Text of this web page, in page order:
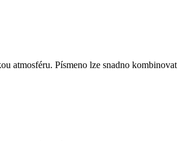
atmosféru. Písmeno lze snadno kombinovat